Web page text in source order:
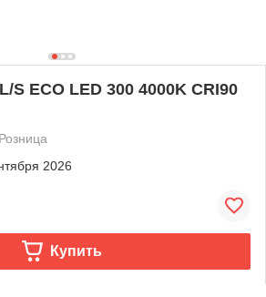
S ECO LED 300 4000K CRI90
Розница
2026
Купить